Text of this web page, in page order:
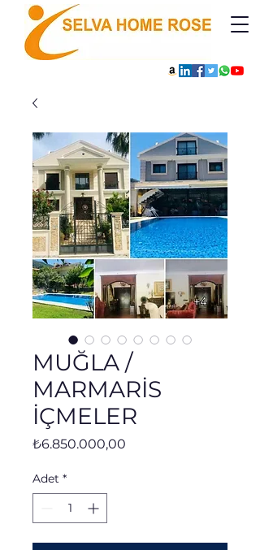
MUĞLA /
MARMARİS
İÇMELER
₺6.850.000,00
Adet *